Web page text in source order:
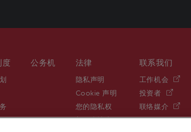
度 公务机 法律
隐私声明
Cookie 声明
您的隐私权
新冠疫情声明
联系我们
工作机会
投资者
联络媒介